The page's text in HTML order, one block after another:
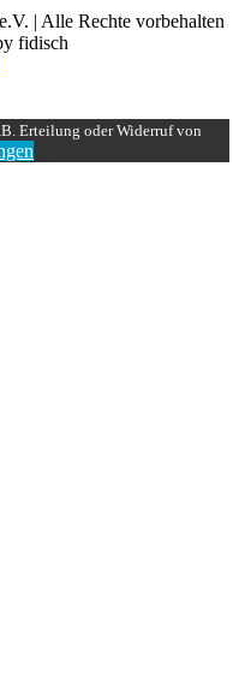
| Alle Rechte vorbehalten
fidisch
Erteilung oder Widerruf von